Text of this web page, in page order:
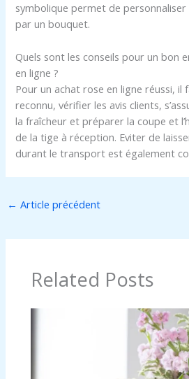
symbolique permet de
par un bouquet.
Quels sont les conseils pour un bon
en ligne ?
Pour un achat rose en ligne réussi, il
reconnu, vérifier les avis clients,
la fraîcheur et préparer la coupe et
de la tige à réception. Eviter de
durant le transport est également
← Article précédent
Related Posts